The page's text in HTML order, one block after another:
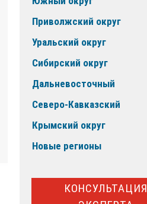
Приволжский округ
Уральский округ
Сибирский округ
Дальневосточный
Северо-Кавказский
Крымский округ
Новые регионы
КОНСУЛЬТАЦИЯ